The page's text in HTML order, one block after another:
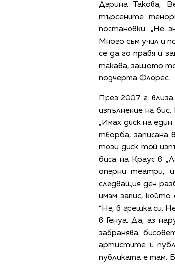
Дарина Такова,
търсените
постановки. „Не
Много съм учил и
се да го правя и
такава, защото
подчерта Флорес.
През 2007 г.
изпълнение на
„Имах диск на
творба, записана
този диск той
биса на Краус в
оперни театри,
следващия ден
имам запис, който
“Не, в грешка си.
в Генуа. Да, аз
забранява
артистите и
публиката е там.